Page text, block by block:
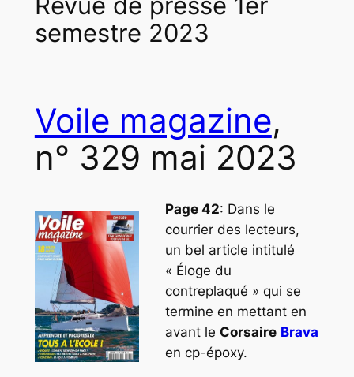
semestre 2023
Voile magazine,
n° 329 mai 2023
Page 42: Dans le
courrier des lecteurs,
un bel article intitulé
« Éloge du
contreplaqué » qui se
termine en mettant en
avant leCorsaire Brava
en cp-époxy.